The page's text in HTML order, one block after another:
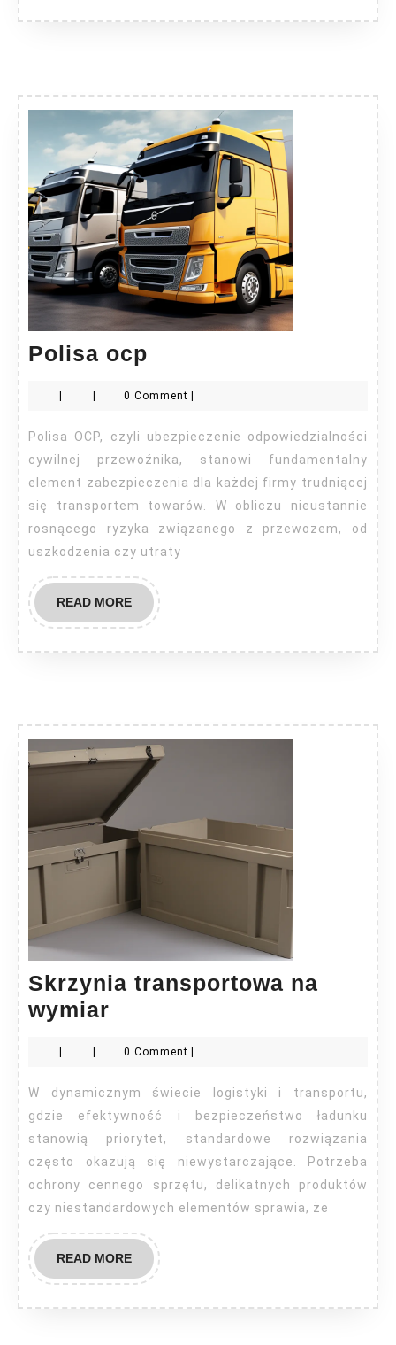
Polisa ocp
| | 0 Comment |
Polisa OCP, czyli ubezpieczenie odpowiedzialności
cywilnej przewoźnika, stanowi fundamentalny
element zabezpieczenia dla każdej firmy trudniącej
się transportem towarów. W obliczu nieustannie
rosnącego ryzyka związanego z przewozem, od
uszkodzenia czy utraty
READ MOREREAD
MORE
Skrzynia transportowa na
wymiar
na
wymiar
0 Comment
W dynamicznym świecie logistyki i transportu,
gdzie efektywność i bezpieczeństwo ładunku
stanowią priorytet, standardowe rozwiązania
często okazują się niewystarczające. Potrzeba
ochrony cennego sprzętu, delikatnych produktów
czy niestandardowych elementów sprawia, że
READ MOREREAD
MORE